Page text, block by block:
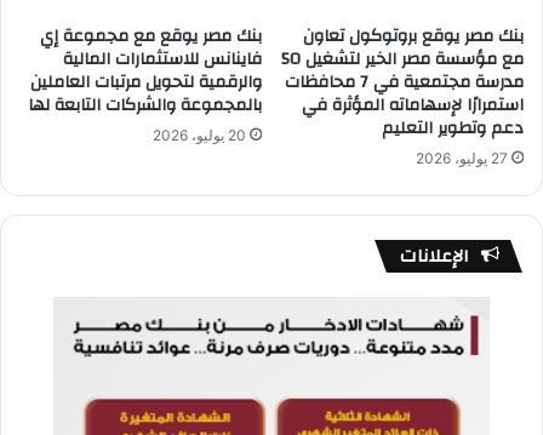
بنك مصر يوقع بروتوكول تعاون
مع مؤسسة مصر الخير لتشغيل 50
مدرسة مجتمعية في 7 محافظات
استمرارًا لإسهاماته المؤثرة في
دعم وتطوير التعليم
27 يوليو، 2026
بنك مصر يوقع مع مجموعة إي
فاينانس للاستثمارات المالية
والرقمية لتحويل مرتبات العاملين
بالمجموعة والشركات التابعة لها
20 يوليو، 2026
الإعلانات